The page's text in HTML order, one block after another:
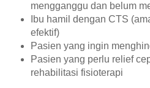
mengganggu dan belum
Ibu hamil dengan CTS
efektif)
Pasien yang ingin
Pasien yang perlu relief
rehabilitasi fisioterapi